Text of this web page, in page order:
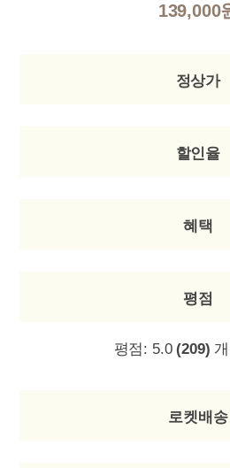
139,000
정상가
할인율
혜택
평점
평점: 5.0 (209)
로켓배송